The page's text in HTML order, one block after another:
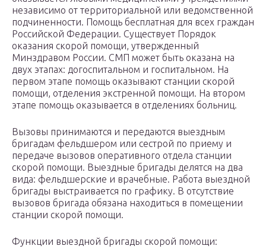
независимо от территориальной или ведомственной
подчиненности. Помощь бесплатная для всех граждан
Российской Федерации. Существует Порядок
оказания скорой помощи, утвержденный
Минздравом России. СМП может быть оказана на
двух этапах: догоспитальном и госпитальном. На
первом этапе помощь оказывают станции скорой
помощи, отделения экстренной помощи. На втором
этапе помощь оказывается в отделениях больниц.
Вызовы принимаются и передаются выездным
бригадам фельдшером или сестрой по приему и
передаче вызовов оперативного отдела станции
скорой помощи. Выездные бригады делятся на два
вида: фельдшерские и врачебные. Работа выездной
бригады выстраивается по графику. В отсутствие
вызовов бригада обязана находиться в помещении
станции скорой помощи.
Функции выездной бригады скорой помощи: